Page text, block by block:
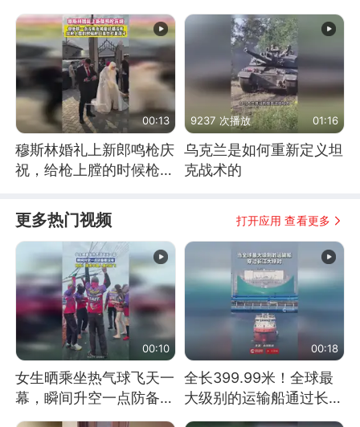
00:13
穆斯林婚礼上新郎鸣枪庆
祝，给枪上膛的时候枪口
9237 次播放 01:16
乌克兰是如何重新定义坦
克战术的
更多热门视频 打开应用 查看更多
00:10
女生晒乘坐热气球飞天一
幕，瞬间升空一点防备都
没有
00:18
全长399.99米！全球最
大级别的运输船通过长江
大桥这一幕，太震撼了！